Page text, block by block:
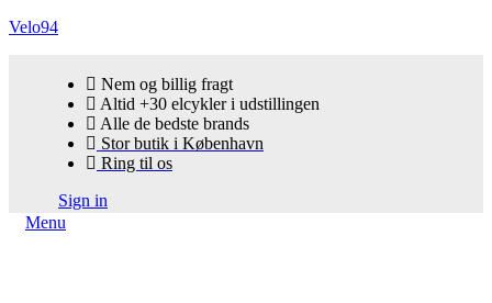
Velo94
Nem og billig fragt
Altid +30 elcykler i udstillingen
Alle de bedste brands
Stor butik i København
Ring til os
Sign in
Menu